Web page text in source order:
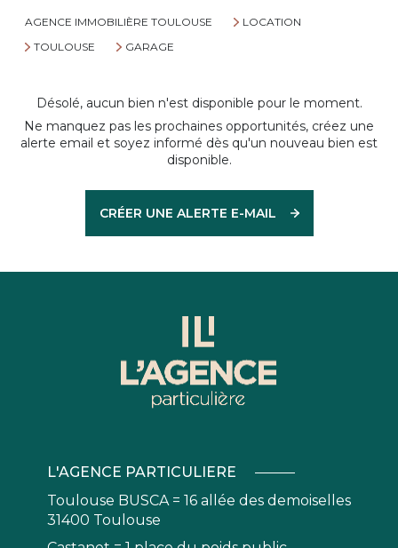
AGENCE IMMOBILIÈRE TOULOUSE
LOCATION
TOULOUSE
GARAGE
Désolé, aucun bien n'est disponible pour le moment.
Ne manquez pas les prochaines opportunités, créez une
alerte email et soyez informé dès qu'un nouveau bien est
disponible.
CRÉER UNE ALERTE E-MAIL
L'AGENCE PARTICULIERE
Toulouse BUSCA = 16 allée des demoiselles
31400 Toulouse